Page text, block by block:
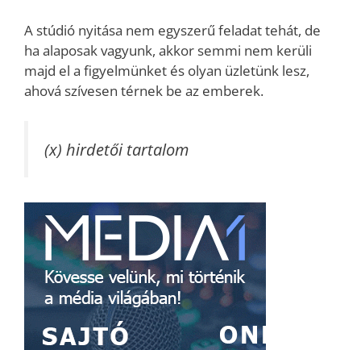
A stúdió nyitása nem egyszerű feladat tehát, de
ha alaposak vagyunk, akkor semmi nem kerüli
majd el a figyelmünket és olyan üzletünk lesz,
ahová szívesen térnek be az emberek.
(x) hirdetői tartalom